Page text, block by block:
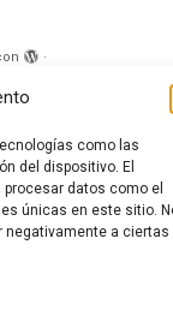
como las
del dispositivo. El
datos como el
únicas en este sitio.
negativamente a ciertas
·